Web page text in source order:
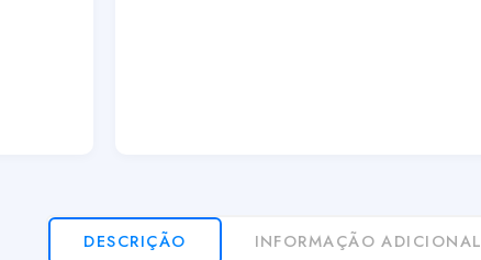
DESCRIÇÃO INFORMAÇÃO ADICIONAL